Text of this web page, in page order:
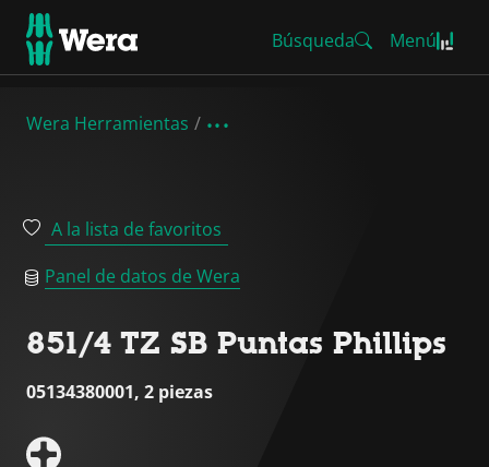
Búsqueda Menú
Wera Herramientas
A la lista de favoritos
Panel de datos de Wera
851/4 TZ SB Puntas Phillips
05134380001, 2 piezas